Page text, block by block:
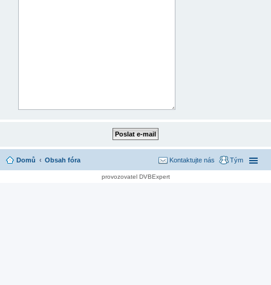
Domů Obsah fóra Tým
Kontaktujte nás
provozovatel DVBExpert